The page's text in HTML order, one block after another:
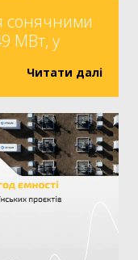
сонячними
МВт, у
Читати далі